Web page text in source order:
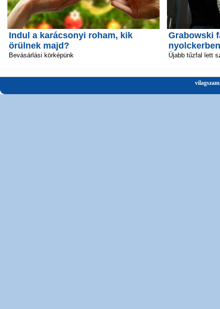
Indul a karácsonyi roham, kik
örülnek majd?
Bevásárlási körképünk
Grabowski
nyolckerben
Újabb tűzfal lett